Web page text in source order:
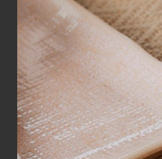
As porcelanas
porcelana é um
transparência e